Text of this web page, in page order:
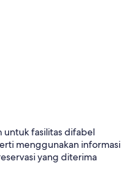
untuk fasilitas difabel
menggunakan informasi
yang diterima